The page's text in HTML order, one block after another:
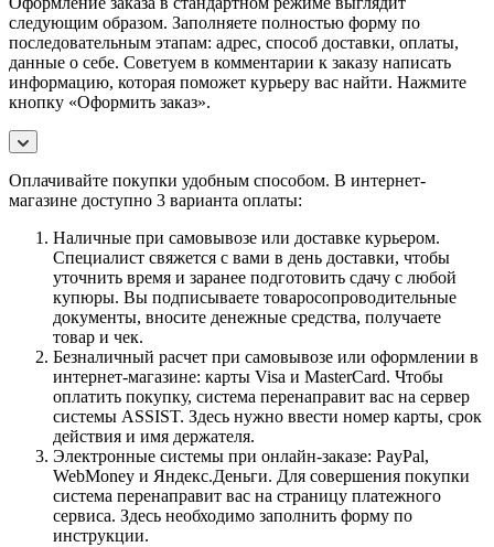
следующим образом. Заполняете полностью форму по
последовательным этапам: адрес, способ доставки, оплаты,
данные о себе. Советуем в комментарии к заказу написать
информацию, которая поможет курьеру вас найти. Нажмите
кнопку «Оформить заказ».
Оплачивайте покупки удобным способом. В интернет-
магазине доступно 3 варианта оплаты:
Наличные при самовывозе или доставке курьером.
Специалист свяжется с вами в день доставки, чтобы
уточнить время и заранее подготовить сдачу с любой
купюры. Вы подписываете товаросопроводительные
документы, вносите денежные средства, получаете
товар и чек.
Безналичный расчет при самовывозе или оформлении в
интернет-магазине: карты Visa и MasterCard. Чтобы
оплатить покупку, система перенаправит вас на сервер
системы ASSIST. Здесь нужно ввести номер карты, срок
действия и имя держателя.
Электронные системы при онлайн-заказе: PayPal,
WebMoney и Яндекс.Деньги. Для совершения покупки
система перенаправит вас на страницу платежного
сервиса. Здесь необходимо заполнить форму по
инструкции.